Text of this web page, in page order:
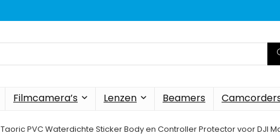
Filmcamera’s Lenzen Beamers
Taoric PVC Waterdichte Sticker Body en Controller Protector voor DJI